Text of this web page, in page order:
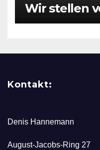
Wir stellen
Kontakt:
Denis Hannemann
August-Jacobs-Ring 27